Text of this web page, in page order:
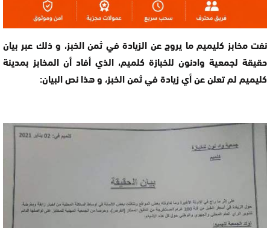
نفت مخابز كليميم ما يروج عن الزيادة في ثمن الخبز، و ذلك عبر بيان
حقيقة لجمعية وادنون للخبازة كلميم، الذي أفاد أن المخابز بمدينة
كليميم لم تعلن عن أي زيادة في ثمن الخبز، و هذا نص البيان: